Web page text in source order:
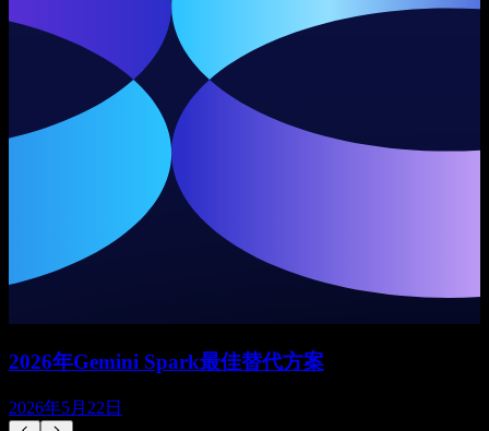
2026年Gemini Spark最佳替代方案
2026年5月22日